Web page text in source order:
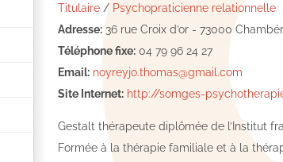
Titulaire / Psychopraticienne relationnelle
Adresse: 36 rue Croix d’or - 73000
Téléphone fixe: 04 79 96 24 27
Email: noyreyjo.thomas@gmail.com
Site Internet: http://somges-
Gestalt thérapeute diplômée de l’Institut
Formée à la thérapie familiale et à la